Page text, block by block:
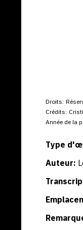
Droits:
Crédits:
Année de la
Type
Auteur: